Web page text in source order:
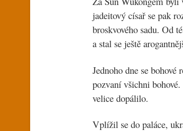
jadeitový císař se pak
broskvového sadu. Od
a stal se ještě
Jednoho dne se
pozvaní všichni
velice dopálilo.
Vplížil se do paláce,